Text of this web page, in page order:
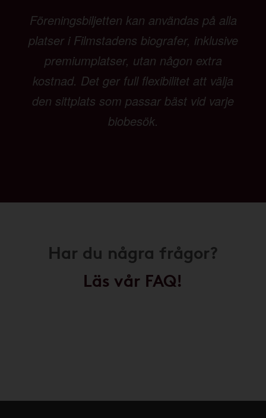
Föreningsbiljetten kan användas på alla
platser i Filmstadens biografer, inklusive
premiumplatser, utan någon extra
kostnad. Det ger full flexibilitet att välja
den sittplats som passar bäst vid varje
biobesök.
Har du några frågor?
Läs vår FAQ!